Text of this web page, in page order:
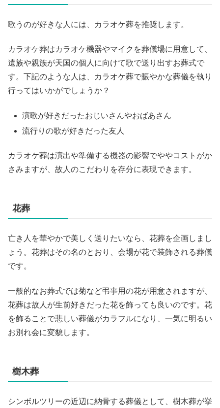
歌うのが好きな人には、カラオケ葬を推奨します。
カラオケ葬はカラオケ機器やマイクを葬儀場に用意して、
遺族や親族が天国の個人に向けて歌で送り出すお葬式で
す。下記のような人は、カラオケ葬で賑やかな葬儀を執り
行ってはいかがでしょうか？
演歌が好きだったおじいさんやおばあさん
流行りの歌が好きだった友人
カラオケ葬は演出や準備する機器の影響でややコストがか
さみますが、故人のこだわりを存分に表現できます。
花葬
亡き人を華やかで美しく送りたいなら、花葬を企画しまし
ょう。花葬はその名のとおり、会場が花で装飾される葬儀
です。
一般的なお葬式では菊など弔事用の花が用意されますが、
花葬は故人が生前好きだった花を飾っても良いのです。花
を飾ることで悲しい葬儀がカラフルになり、一気に明るい
お別れ会に変貌します。
樹木葬
シンボルツリーの近辺に納骨する葬儀として、樹木葬が挙